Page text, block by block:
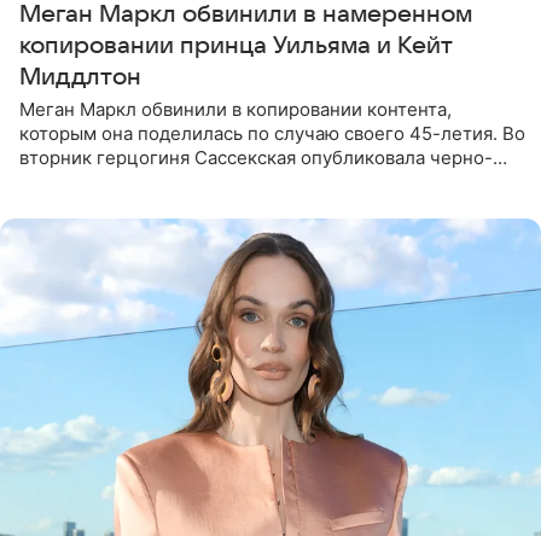
Меган Маркл обвинили в намеренном
копировании принца Уильяма и Кейт
Миддлтон
Меган Маркл обвинили в копировании контента,
которым она поделилась по случаю своего 45-летия. Во
вторник герцогиня Сассекская опубликовала черно-